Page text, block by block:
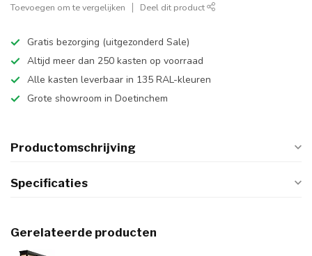
Toevoegen om te vergelijken Deel dit product
Gratis bezorging (uitgezonderd Sale)
Altijd meer dan 250 kasten op voorraad
Alle kasten leverbaar in 135 RAL-kleuren
Grote showroom in Doetinchem
Productomschrijving
Specificaties
Gerelateerde producten